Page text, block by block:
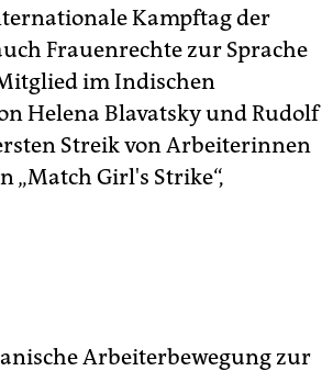
Kampftag der
Frauenrechte zur Sprache
im Indischen
Helena Blavatsky und Rudolf
Streik von Arbeiterinnen
Girl's Strike“,
Arbeiterbewegung zur